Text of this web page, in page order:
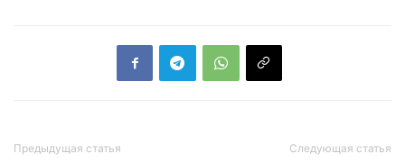
Предыдущая статья Следующая статья